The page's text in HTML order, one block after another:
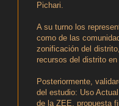
Pichari.
A su turno los
como de las
zonificación del
recursos del distrito
Posteriormente,
del estudio: Uso
de la ZEE, propuesta